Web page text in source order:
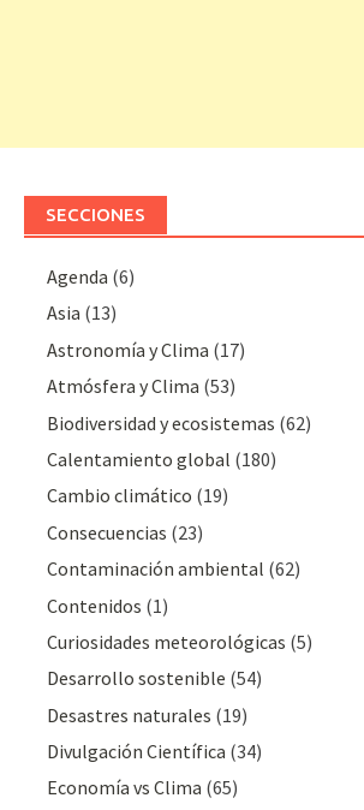
SECCIONES
Agenda (6)
Asia (13)
Astronomía y Clima (17)
Atmósfera y Clima (53)
Biodiversidad y ecosistemas (62)
Calentamiento global (180)
Cambio climático (19)
Consecuencias (23)
Contaminación ambiental (62)
Contenidos (1)
Curiosidades meteorológicas (5)
Desarrollo sostenible (54)
Desastres naturales (19)
Divulgación Cientí­fica (34)
Economía vs Clima (65)